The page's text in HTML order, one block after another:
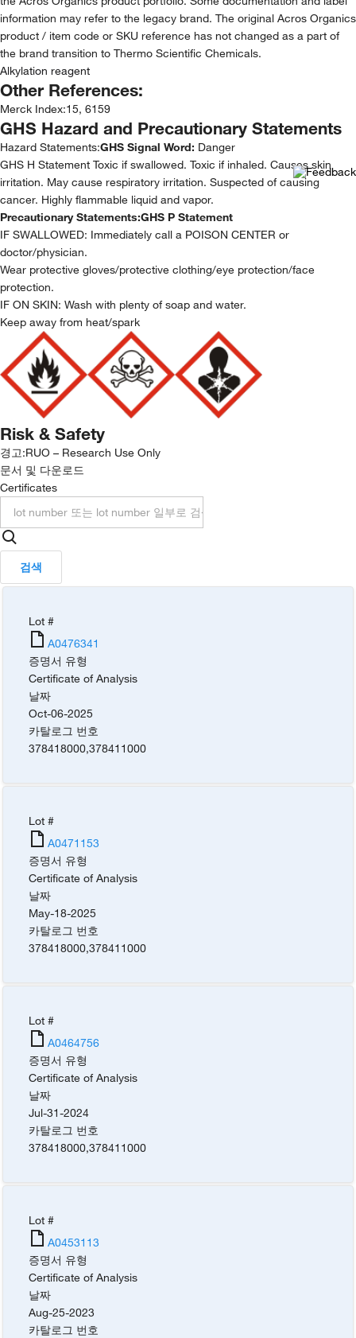
information may refer to the legacy brand. The original Acros Organics
product / item code or SKU reference has not changed as a part of
the brand transition to Thermo Scientific Chemicals.
Alkylation reagent
Other References:
Merck Index:15, 6159
GHS Hazard and Precautionary Statements
Hazard Statements:GHS Signal Word: Danger
GHS H Statement Toxic if swallowed. Toxic if inhaled. Causes skin
irritation. May cause respiratory irritation. Suspected of causing
cancer. Highly flammable liquid and vapor.
Precautionary Statements:GHS P Statement
IF SWALLOWED: Immediately call a POISON CENTER or
doctor/physician.
Wear protective gloves/protective clothing/eye protection/face
protection.
IF ON SKIN: Wash with plenty of soap and water.
Keep away from heat/spark
Risk & Safety
경고:RUO – Research Use Only
문서 및 다운로드
Certificates
검색
Lot #
A0476341
증명서 유형
Certificate of Analysis
날짜
Oct-06-2025
카탈로그 번호
378418000,378411000
Lot #
A0471153
증명서 유형
Certificate of Analysis
날짜
May-18-2025
카탈로그 번호
378418000,378411000
Lot #
A0464756
증명서 유형
Certificate of Analysis
날짜
Jul-31-2024
카탈로그 번호
378418000,378411000
Lot #
A0453113
증명서 유형
Certificate of Analysis
날짜
Aug-25-2023
카탈로그 번호